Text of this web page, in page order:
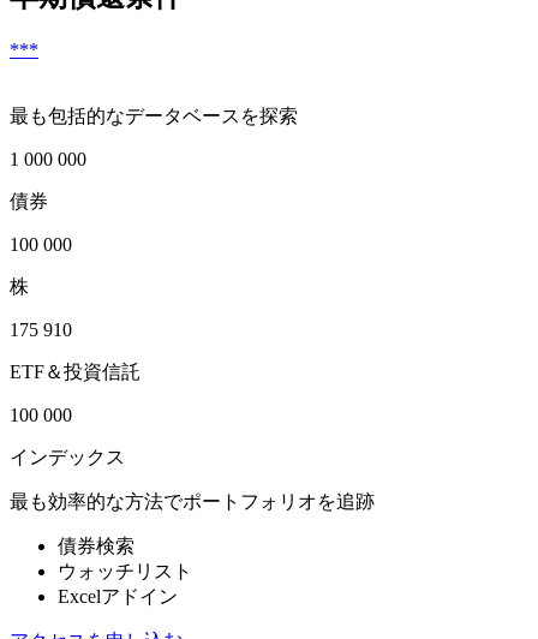
***
最も包括的なデータベースを探索
1 000 000
債券
100 000
株
175 910
ETF＆投資信託
100 000
インデックス
最も効率的な方法でポートフォリオを追跡
債券検索
ウォッチリスト
Excelアドイン